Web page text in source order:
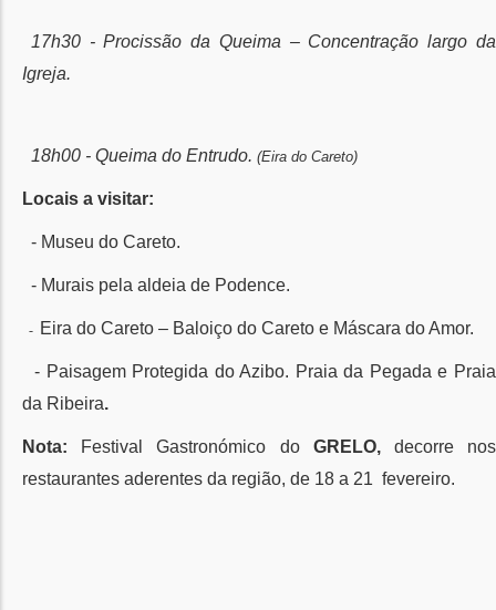
17h30 - Procissão da Queima – Concentração largo da
Igreja.
18h00 - Queima do Entrudo. (Eira do Careto)
Locais a visitar:
- Museu do Careto.
- Murais pela aldeia de Podence.
- Eira do Careto – Baloiço do Careto e Máscara do Amor.
- Paisagem Protegida do Azibo. Praia da Pegada e Praia
da Ribeira.
Nota: Festival Gastronómico do GRELO, decorre
nos
restaurantes aderentes da região, de 18 a 21 fevereiro.